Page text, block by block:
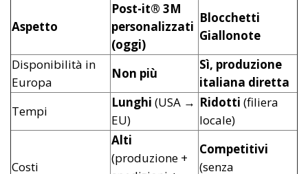
Aspetto
Post-it® 3M
personalizzati
(oggi)
Blocchetti
Giallonote
Disponibilità in
Europa
Non più
Sì, produzione
italiana diretta
Tempi
Lunghi (USA →
EU)
Ridotti (filiera
locale)
Costi
Alti
(produzione +
Competitivi
(senza